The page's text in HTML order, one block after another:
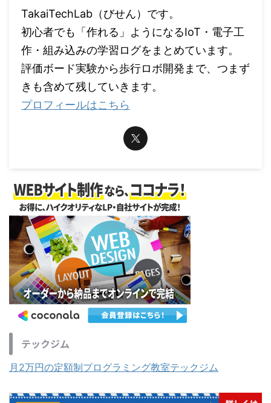
TakaiTechLab（びせん）です。
初心者でも「作れる」ようになるIoT・電子工
作・組み込みの学習ログをまとめています。
評価ボード実験から歩行ロボ開発まで、つまず
きも含めて残していきます。
プロフィールはこちら
テックジム
月2万円の定額制プログラミング教室テックジム